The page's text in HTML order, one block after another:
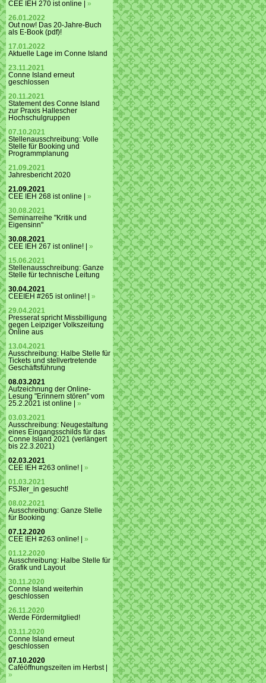
CEE IEH 270 ist online | »
26.01.2022
Out now! Das 20-Jahre-Buch
als E-Book (pdf)!
17.01.2022
Aktuelle Lage im Conne Island
23.11.2021
Conne Island erneut
geschlossen
20.11.2021
Statement des Conne Island
zur Praxis Hallescher
Hochschulgruppen
07.10.2021
Stellenausschreibung: Volle
Stelle für Booking und
Programmplanung
21.09.2021
Jahresbericht 2020
21.09.2021
CEE IEH 268 ist online | »
30.08.2021
Seminarreihe "Kritik und
Eigensinn"
30.08.2021
CEE IEH 267 ist online! | »
15.06.2021
Stellenausschreibung: Ganze
Stelle für technische Leitung
30.04.2021
CEEIEH #265 ist online! | »
29.04.2021
Presserat spricht Missbilligung
gegen Leipziger Volkszeitung
Online aus
13.04.2021
Ausschreibung: Halbe Stelle für
Tickets und stellvertretende
Geschäftsführung
08.03.2021
Aufzeichnung der Online-
Lesung "Erinnern stören" vom
25.2.2021 ist online | »
03.03.2021
Ausschreibung: Neugestaltung
eines Eingangsschilds für das
Conne Island 2021 (verlängert
bis 22.3.2021)
02.03.2021
CEE IEH #263 online! | »
01.03.2021
FSJler_in gesucht!
08.02.2021
Ausschreibung: Ganze Stelle
für Booking
07.12.2020
CEE IEH #263 online! | »
01.12.2020
Ausschreibung: Halbe Stelle für
Grafik und Layout
30.11.2020
Conne Island weiterhin
geschlossen
26.11.2020
Werde Fördermitglied!
03.11.2020
Conne Island erneut
geschlossen
07.10.2020
Caféöffnungszeiten im Herbst |
»